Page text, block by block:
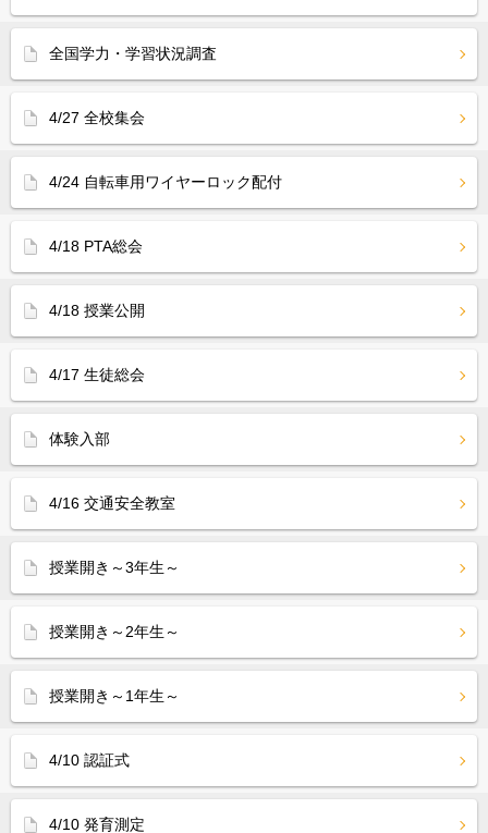
全国学力・学習状況調査
4/27 全校集会
4/24 自転車用ワイヤーロック配付
4/18 PTA総会
4/18 授業公開
4/17 生徒総会
体験入部
4/16 交通安全教室
授業開き～3年生～
授業開き～2年生～
授業開き～1年生～
4/10 認証式
4/10 発育測定